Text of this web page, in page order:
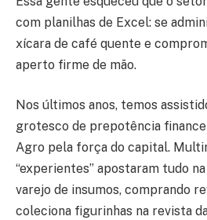
com planilhas de Excel: se
xícara de café quente e
aperto firme de mão.
Nos últimos anos, temos
grotesco de prepotência
Agro pela força do capital.
“experientes” apostaram tudo
varejo de insumos, comprando
coleciona figurinhas na revista